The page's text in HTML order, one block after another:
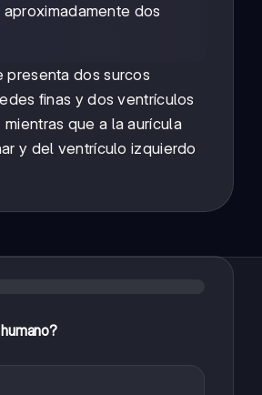
dos
presenta dos surcos
finas y dos ventrículos
que a la aurícula
y del ventrículo izquierdo